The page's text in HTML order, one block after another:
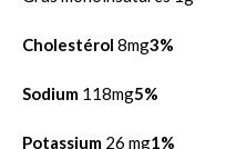
Cholestérol 8mg3%
Sodium 118mg5%
Potassium 26 mg1%